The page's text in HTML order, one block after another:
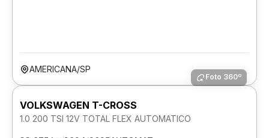
AMERICANA/SP
Foto 360º
VOLKSWAGEN T-CROSS
1.0 200 TSI 12V TOTAL FLEX AUTOMATICO